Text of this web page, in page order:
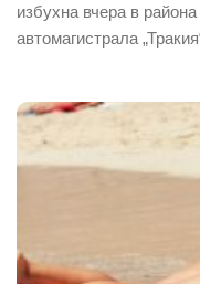
избухна вчера в
автомагистрала